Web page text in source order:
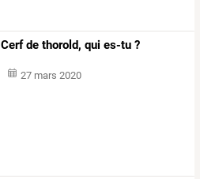
Cerf de thorold, qui es-tu ?
27 mars 2020